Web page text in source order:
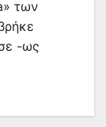
των
-ως